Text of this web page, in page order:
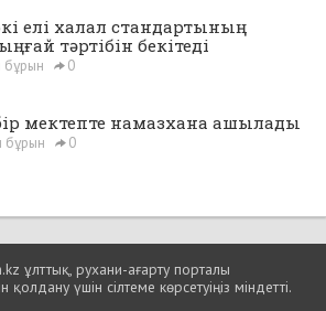
елі халал стандартының
тәртібін бекітеді
бұрын 0
мектепте намазхана ашылады
бұрын 0
ұлттық, рухани-ағарту порталы
үшін сілтеме көрсетуіңіз міндетті.